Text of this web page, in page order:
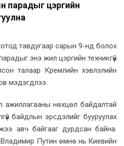
парадыг цэргийн
тавдугаар сарын 9-нд болох
энэ жил цэргийн техникгүй
талаар Кремлийн хэвлэлийн
мэдэгдлээ.
ажиллагааны нөхцөл байдалтай
байдлын эрсдэлийг бууруулах
авч байгааг дурдсан байна.
Путин өмнө нь Киевийн